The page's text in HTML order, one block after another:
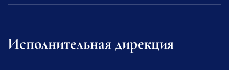
Исполнительная дирекция